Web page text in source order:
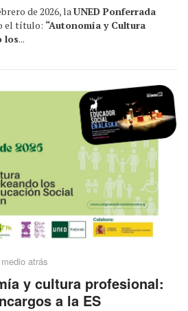
de 2026, laUNED Ponferrada
el título: “Autonomía y Cultura
los...
atrás
y cultura profesional:
a la ES